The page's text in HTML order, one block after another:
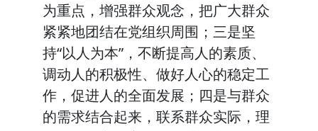
为重点，增强群众观念，把广大群众
紧紧地团结在党组织周围；三是坚
持“以人为本”，不断提高人的素质、
调动人的积极性、做好人心的稳定工
作，促进人的全面发展；四是与群众
的需求结合起来，联系群众实际，理